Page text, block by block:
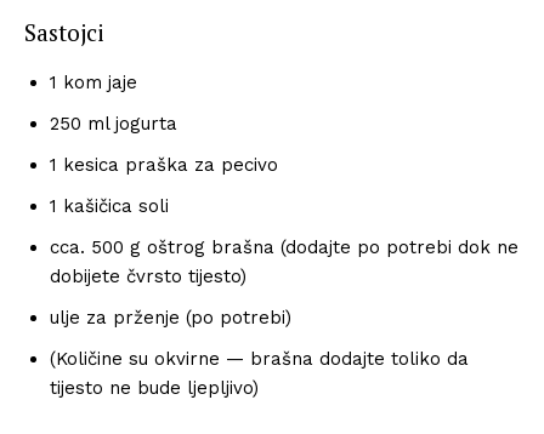
Sastojci
1 kom jaje
250 ml jogurta
1 kesica praška za pecivo
1 kašičica soli
cca. 500 g oštrog brašna (dodajte po potrebi dok ne
dobijete čvrsto tijesto)
ulje za prženje (po potrebi)
(Količine su okvirne — brašna dodajte toliko da
tijesto ne bude ljepljivo)